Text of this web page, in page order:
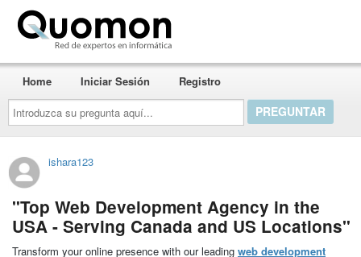
Introduzca
su
pregunta
aquí...
Home Iniciar Sesión Registro
ishara123
"Top Web Development Agency in the
USA - Serving Canada and US Locations"
Transform your online presence with our leading web development